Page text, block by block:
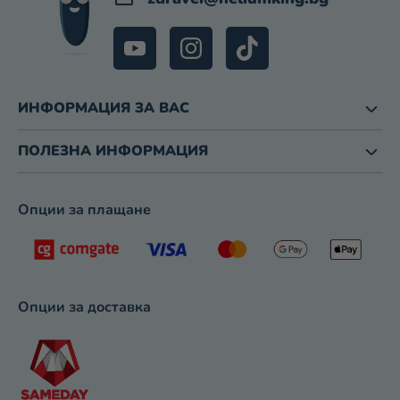
Н
Т
И
И
З
Б
ИНФОРМАЦИЯ ЗА ВАС
ПОЛЕЗНА ИНФОРМАЦИЯ
Опции за плащане
Опции за доставка